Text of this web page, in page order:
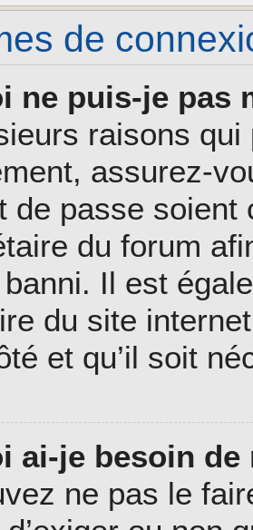
de
ne puis-je pas
raisons
assurez-
de passe soient
du forum
Il est
du site
et qu’il soit
ai-je besoin
ne pas le